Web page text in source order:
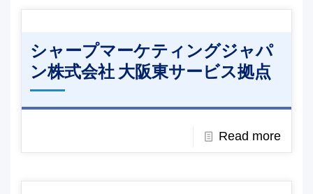
シャープマーケティングジャパ
ン株式会社 大阪東サービス拠点
Read more